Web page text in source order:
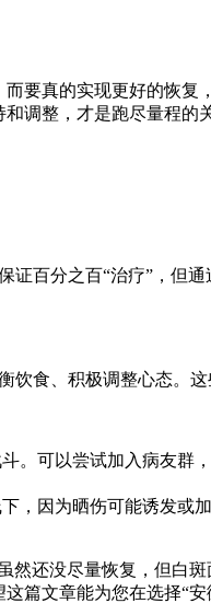
要真的实现更好的恢
调整，才是跑尽量程的
百分之百“治疗”，但
食、积极调整心态。这
。可以尝试加入病友群
，因为晒伤可能诱发或
还没尽量恢复，但白
文章能为您在选择“